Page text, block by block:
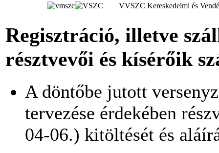
VVSZC Kereskedelmi és
Regisztráció, illetve
résztvevői és kísérőik
A döntőbe jutott
tervezése érdekében
04-06.) kitöltését és